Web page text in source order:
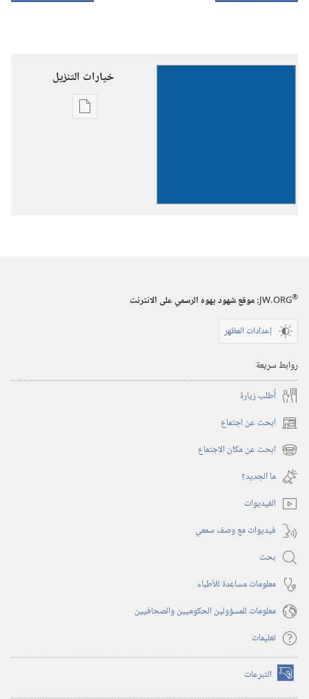
خيارات التنزيل
خيارات
JW.ORG®
:‏ موقع شهود يهوه الرسمي على الانترنت
إعدادات المظهر
روابط سريعة
أُطلب زيارة
ابحث عن اجتماع (يفتح
نافذة ابحث عن مكان الاجتماع (يفتح
نافذة
جديدة)
ما الجديد؟‏
الفيديوات
فيديوات مع وصف سمعي
بحث
معلومات مساعِدة للأطباء
معلومات للمسؤولين الحكوميين والصحافيين
تعليمات
التبرعات (يفتح